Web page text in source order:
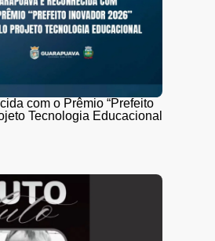
com o Prêmio “Prefeito
Tecnologia Educacional